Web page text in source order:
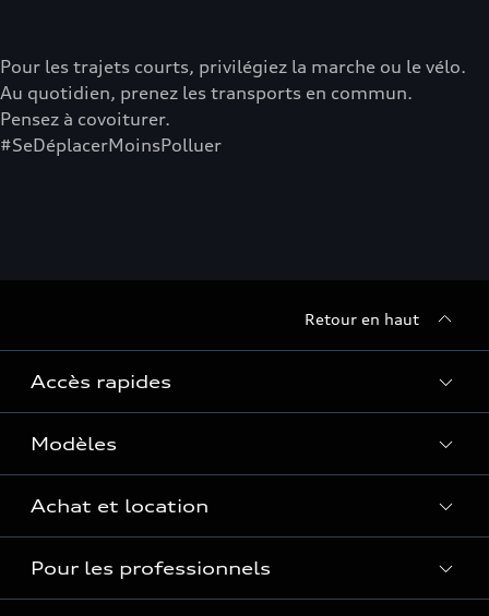
Pour les trajets courts, privilégiez la marche ou le vélo.
Au quotidien, prenez les transports en commun.
Pensez à covoiturer.
#SeDéplacerMoinsPolluer
Retour en haut
Accès rapides
Quelle Audi me correspond ?
Tous les modèles
Recherche de véhicules neufs
Véhicules d'occasion disponibles
Modèles
Électrique
Hybride rechargeable
Achat et location
Offres du moment
Pour les professionnels